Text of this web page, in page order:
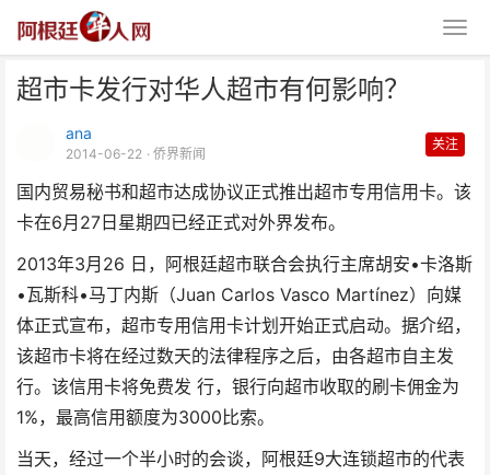
超市卡发行对华人超市有何影响？
ana
2014-06-22 · 侨界新闻
关注
国内贸易秘书和超市达成协议正式推出超市专用信用卡。该
卡在6月27日星期四已经正式对外界发布。
2013年3月26 日，阿根廷超市联合会执行主席胡安•卡洛斯
•瓦斯科•马丁内斯（Juan Carlos Vasco Martínez）向媒
体正式宣布，超市专用信用卡计划开始正式启动。据介绍，
该超市卡将在经过数天的法律程序之后，由各超市自主发
行。该信用卡将免费发 行，银行向超市收取的刷卡佣金为
1%，最高信用额度为3000比索。
当天，经过一个半小时的会谈，阿根廷9大连锁超市的代表
超市卡发行对华人超市有何影响？